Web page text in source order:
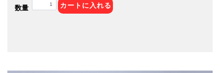
数量 カートに入れる